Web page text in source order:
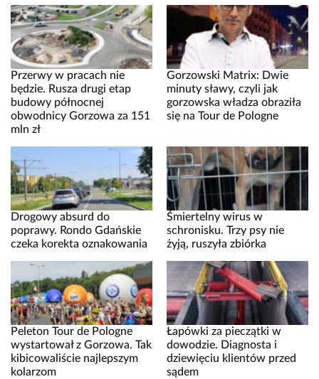
Przerwy w pracach nie
będzie. Rusza drugi etap
budowy północnej
obwodnicy Gorzowa za 151
mln zł
Gorzowski Matrix: Dwie
minuty sławy, czyli jak
gorzowska władza obraziła
się na Tour de Pologne
Drogowy absurd do
poprawy. Rondo Gdańskie
czeka korekta oznakowania
Śmiertelny wirus w
schronisku. Trzy psy nie
żyją, ruszyła zbiórka
Peleton Tour de Pologne
wystartował z Gorzowa. Tak
kibicowaliście najlepszym
kolarzom
Łapówki za pieczątki w
dowodzie. Diagnosta i
dziewięciu klientów przed
sądem